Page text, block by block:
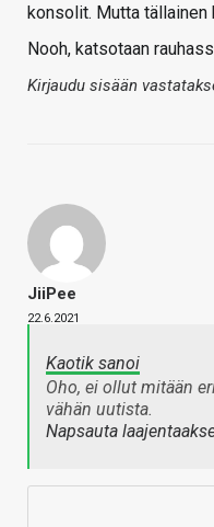
konsolit. Mutta tällainen
Nooh, katsotaan
Kirjaudu sisään
JiiPee
22.6.2021
Kaotik sanoi
Oho, ei ollut mitään
vähän uutista.
Napsauta